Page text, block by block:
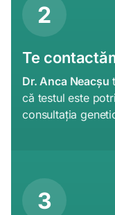
2
Te
Dr. Anca Neacșu
că testul este
consultația
3